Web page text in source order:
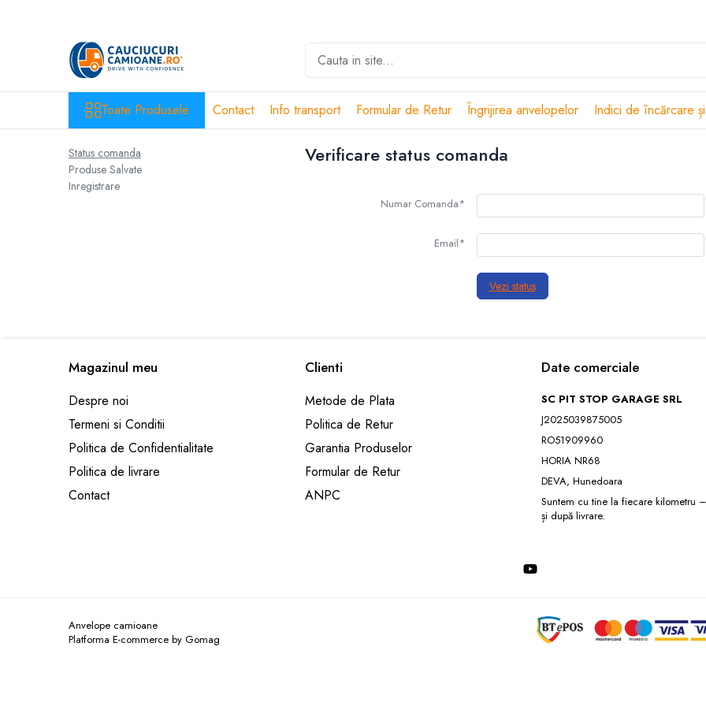
Toate Produsele
Tractiune
Profil directie
205/65R17.5
205/75R17.5
Profil directie
Profil Tractiune
215/75R17.5
Profil Tractiune
Toate Produsele Contact Info transport Formular de Retur Îngrijirea anvelopelor Indici de încărcare
Status comanda
Produse Salvate
Inregistrare
Verificare status comanda
Numar Comanda*
Email*
Vezi status
Magazinul meu
Despre noi
Termeni si Conditii
Politica de Confidentialitate
Politica de livrare
Contact
Clienti
Metode de Plata
Politica de Retur
Garantia Produselor
Formular de Retur
ANPC
Date comerciale
SC PIT STOP GARAGE SRL
J2025039875005
RO51909960
HORIA NR68
DEVA, Hunedoara
Suntem cu tine la fiecare kilometru
și după livrare.
Anvelope camioane
Platforma E-commerce by Gomag